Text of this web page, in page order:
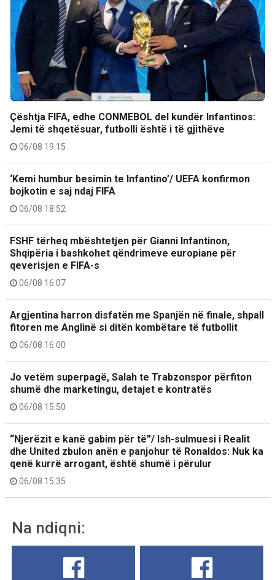
Çështja FIFA, edhe CONMEBOL del kundër Infantinos:
Jemi të shqetësuar, futbolli është i të gjithëve
06/08 19:15
‘Kemi humbur besimin te Infantino’/ UEFA konfirmon
bojkotin e saj ndaj FIFA
06/08 18:52
FSHF tërheq mbështetjen për Gianni Infantinon,
Shqipëria i bashkohet qëndrimeve europiane për
qeverisjen e FIFA-s
06/08 16:07
Argjentina harron disfatën me Spanjën në finale, shpall
fitoren me Anglinë si ditën kombëtare të futbollit
06/08 16:00
Jo vetëm superpagë, Salah te Trabzonspor përfiton
shumë dhe marketingu, detajet e kontratës
06/08 15:50
“Njerëzit e kanë gabim për të”/ Ish-sulmuesi i Realit
dhe United zbulon anën e panjohur të Ronaldos: Nuk ka
qenë kurrë arrogant, është shumë i përulur
06/08 15:35
Na ndiqni: